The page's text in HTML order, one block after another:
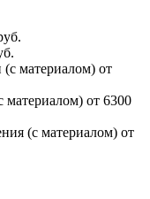
материалом) от
материалом) от 6300
(с материалом) от